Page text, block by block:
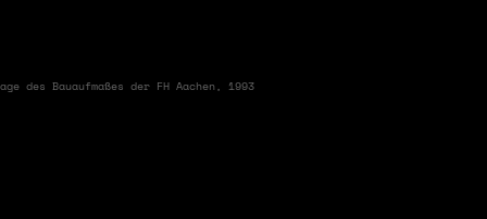
des Bauaufmaßes der FH Aachen, 1993